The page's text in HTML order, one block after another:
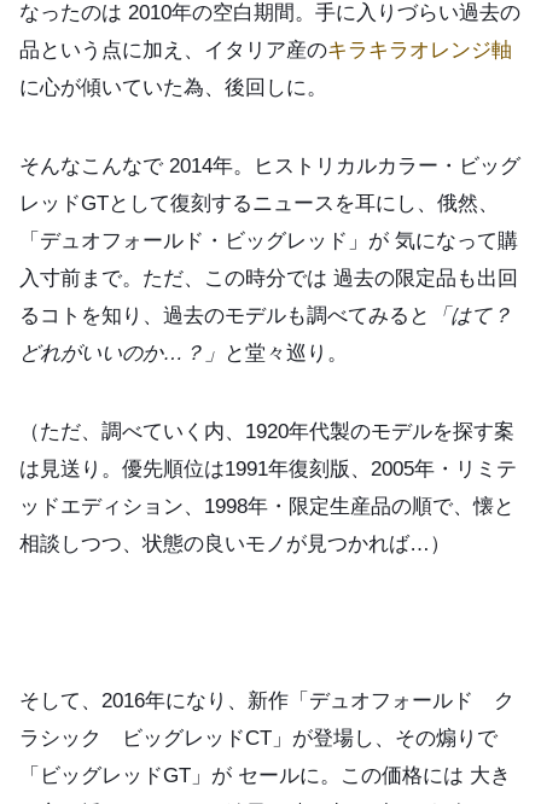
なったのは 2010年の空白期間。手に入りづらい過去の
品という点に加え、イタリア産のキラキラオレンジ軸
に心が傾いていた為、後回しに。
そんなこんなで 2014年。ヒストリカルカラー・ビッグ
レッドGTとして復刻するニュースを耳にし、俄然、
「デュオフォールド・ビッグレッド」が 気になって購
入寸前まで。ただ、この時分では 過去の限定品も出回
るコトを知り、過去のモデルも調べてみると
「はて？
どれがいいのか…？」 と堂々巡り。
（ただ、調べていく内、1920年代製のモデルを探す案
は見送り。優先順位は1991年復刻版、2005年・リミテ
ッドエディション、1998年・限定生産品の順で、懐と
相談しつつ、状態の良いモノが見つかれば…）
そして、2016年になり、新作「デュオフォールド ク
ラシック ビッグレッドCT」が登場し、その煽りで
「ビッグレッドGT」が セールに。この価格には 大き